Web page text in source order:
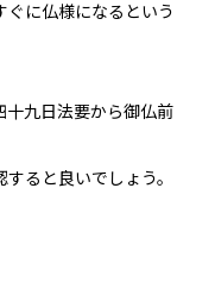
ぐに仏様になるという
十九日法要から御仏前
ると良いでしょう。